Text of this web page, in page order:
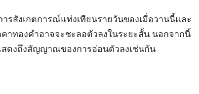
รสังเกตการณ์แท่งเทียนรายวันของเมื่อวานนี้และ
าทองคำอาจจะชะลอตัวลงในระยะสั้น นอกจากนี้
ดงถึงสัญญาณของการอ่อนตัวลงเช่นกัน